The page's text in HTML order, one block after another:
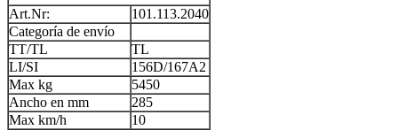
Art.Nr:
101.113.2040
Categoría de envío
TT/TL
TL
LI/SI
156D/167A2
Max kg
5450
Ancho en mm
285
Max km/h
10